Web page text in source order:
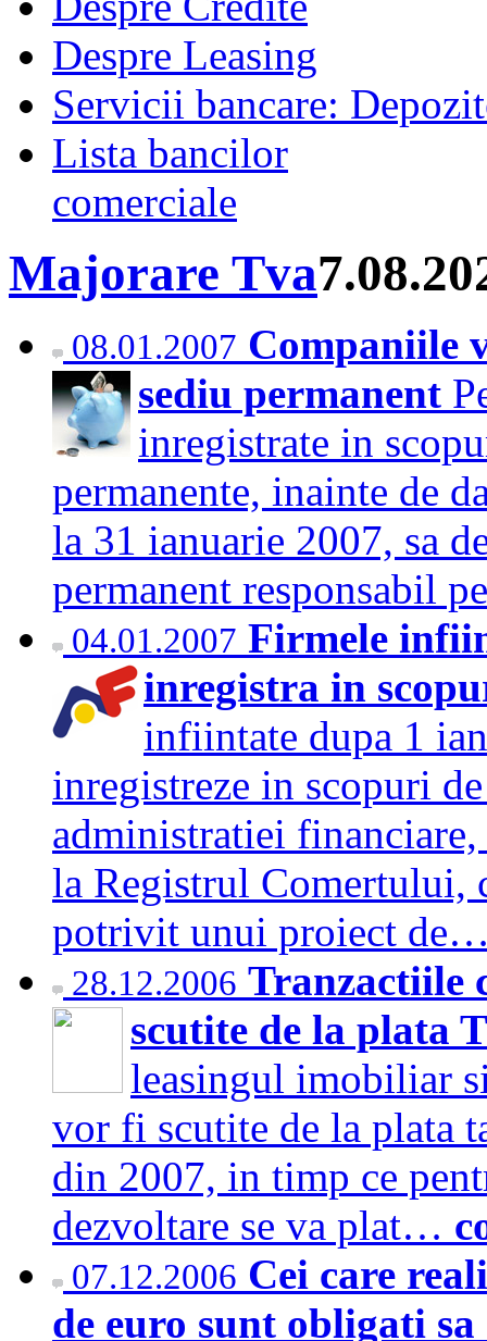
Despre Leasing
Servicii bancare:
Lista bancilor
comerciale
Majorare Tva
08.01.2007 Companiile
sediu permanent
inregistrate in
permanente, inainte de
la 31 ianuarie 2007, sa
permanent responsabil
04.01.2007 Firmele
inregistra in
infiintate dupa 1
inregistreze in scopuri
administratiei financiare,
la Registrul Comertului,
potrivit unui proiect
28.12.2006 Tranzactiile
scutite de la plata
leasingul imobiliar
vor fi scutite de la plata
din 2007, in timp ce
dezvoltare se va plat…
07.12.2006 Cei care
de euro sunt obligati